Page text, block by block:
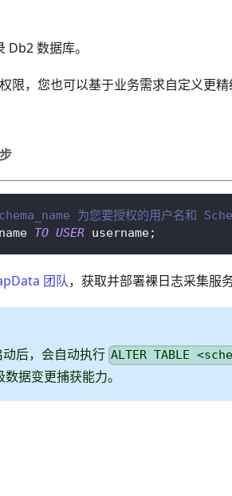
数据库。
限，您也可以基于业务需求自定义更
为您要授权的用户名和
TO USER username;
团队，获取并部署裸日志采集服务
后，会自动执行 ALTER TABLE
据变更捕获能力。